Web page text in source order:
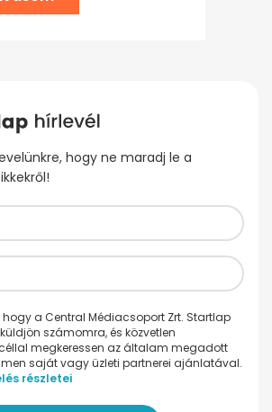
hogy ne maradj le a
hogy a Central Médiacsoport Zrt. Startlap
számomra, és közvetlen
megkeressen az általam megadott
saját vagy üzleti partnerei ajánlatával.
részletei